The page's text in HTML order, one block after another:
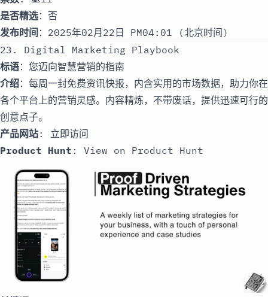
是否精选：否
发布时间 ：2025年02月22日 PM04:01 (北京时间)
23. Digital Marketing Playbook
标语：您迈向智慧营销的指南
介绍：每周一封免费资讯快报，内含实用的市场数据，助力你在
各个平台上的营销灵感。内容精炼，不带废话，提供迅速可行的
创意点子。
产品网站: 立即访问
Product Hunt : View on Product Hunt